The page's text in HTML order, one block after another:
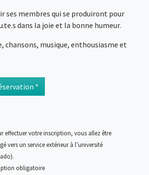
ses membres qui se produiront pour
dans la joie et la bonne humeur.
chansons, musique, enthousiasme et
*
effectuer votre inscription, vous allez être
vers un service extérieur à l’université
.
obligatoire